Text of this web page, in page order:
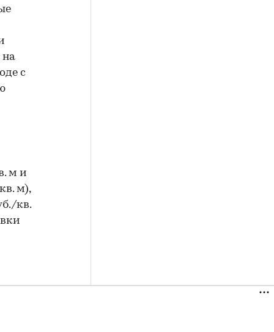
на
с
м и
м),
кв.